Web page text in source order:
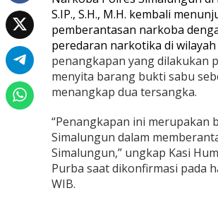
e
n
g
a
n
B
r
n
g
B
u
k
S.IP., S.H., M.H. kembali
pemberantasan narkoba
peredaran narkotika di
penangkapan yang dilakukan
menyita barang bukti sabu
menangkap dua tersangka.
“Penangkapan ini merupakan
Simalungun dalam
Simalungun,” ungkap Kasi
Purba saat dikonfirmasi pada
WIB.